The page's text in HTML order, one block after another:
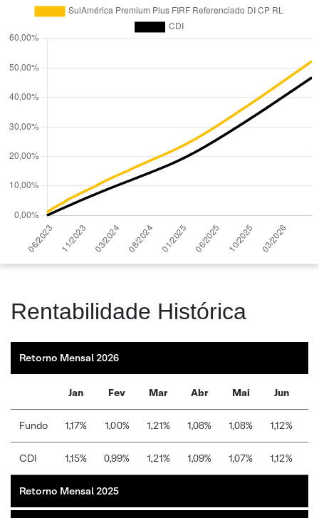
Rentabilidade Histórica
Retorno Mensal 2026
Jan Fev Mar Abr Mai Jun
Fundo 1,17% 1,00% 1,21% 1,08% 1,08% 1,12%
CDI 1,15% 0,99% 1,21% 1,09% 1,07% 1,12%
Retorno Mensal 2025